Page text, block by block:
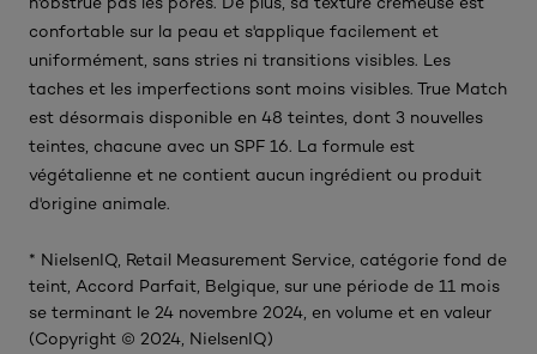
confortable sur la peau et s'applique facilement et
uniformément, sans stries ni transitions visibles. Les
taches et les imperfections sont moins visibles. True Match
est désormais disponible en 48 teintes, dont 3 nouvelles
teintes, chacune avec un SPF 16. La formule est
végétalienne et ne contient aucun ingrédient ou produit
d'origine animale.
* NielsenIQ, Retail Measurement Service, catégorie fond de
teint, Accord Parfait, Belgique, sur une période de 11 mois
se terminant le 24 novembre 2024, en volume et en valeur
(Copyright © 2024, NielsenIQ)